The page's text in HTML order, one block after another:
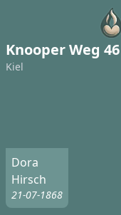
Knooper Weg 46
Kiel
Dora
Hirsch
21-07-1868